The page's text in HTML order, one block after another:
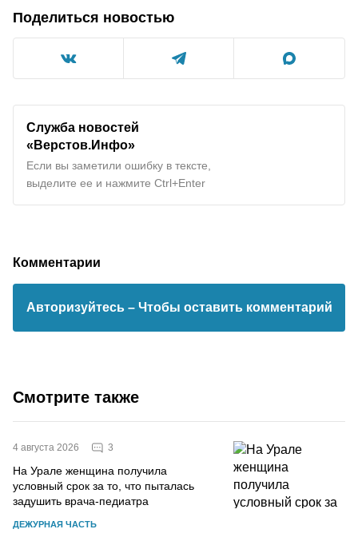
Поделиться новостью
Служба новостей
«Верстов.Инфо»
Если вы заметили ошибку в тексте,
выделите ее и нажмите Ctrl+Enter
Комментарии
Авторизуйтесь – Чтобы оставить комментарий
Смотрите также
4 августа 2026 3
На Урале женщина получила
условный срок за то, что пыталась
задушить врача-педиатра
ДЕЖУРНАЯ ЧАСТЬ